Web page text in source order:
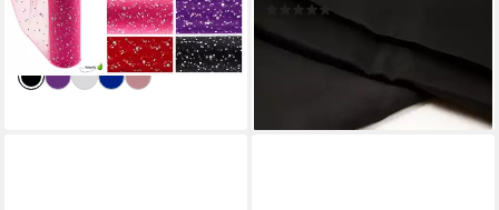
3,49 €
(0,39 €/ 1 m)
lieferbar - in 3-4 Werktagen bei dir
(2)
2,59 €
(1,73 €/ 1 qm)
lieferbar - in 3-4 Werktagen bei dir
+29